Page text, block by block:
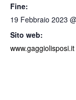
Fine:
19 Febbraio 2023
Sito web:
www.gaggiolisposi.it